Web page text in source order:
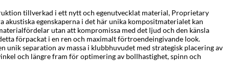
tillverkad i ett nytt och egenutvecklat material, Proprietary
akustiska egenskaperna i det här unika kompositmaterialet kan
utan att kompromissa med det ljud och den känsla
förpackat i en ren och maximalt förtroendeingivande look.
unik separation av massa i klubbhuvudet med strategisk placering av
och längre fram för optimering av bollhastighet, spinn och